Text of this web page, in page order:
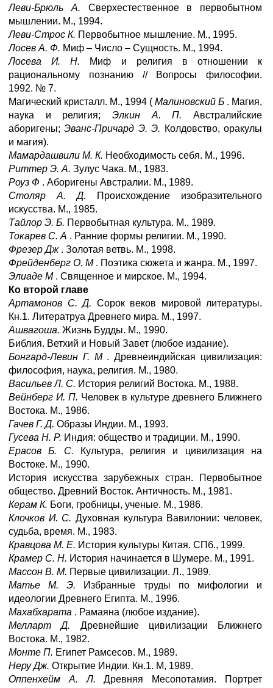
Леви-Брюль А. Сверхестественное в первобытном
мышлении. М., 1994.
Леви-Строс К. Первобытное мышление. М., 1995.
Лосев А. Ф. Миф – Число – Сущность. М., 1994.
Лосева И. Н. Миф и религия в отношении к
рациональному познанию // Вопросы философии.
1992. № 7.
Магический кристалл. М., 1994 ( Малиновский Б . Магия,
наука и религия; Элкин А. П. Австралийские
аборигены;Эванс-Причард Э. Э. Колдовство, оракулы
и магия).
Мамардашвили М. К. Необходимость себя. М., 1996.
Риттер Э. А. Зулус Чака. М., 1983.
Роуз Ф . Аборигены Австралии. М., 1989.
Столяр А. Д.
Происхождение изобразительного
искусства. М., 1985.
Тайлор Э. Б. Первобытная культура. М., 1989.
Токарев С. А . Ранние формы религии. М., 1990.
Фрезер Дж . Золотая ветвь. М., 1998.
Фрейденберг О. М . Поэтика сюжета и жанра. М., 1997.
Элиаде М . Священное и мирское. М., 1994.
Ко второй главе
Артамонов С. Д. Сорок веков мировой литературы.
Кн.1. Литератруа Древнего мира. М., 1997.
Ашвагоша. Жизнь Будды. М., 1990.
Библия. Ветхий и Новый Завет (любое издание).
Бонгард-Левин Г. М . Древнеиндийская цивилизация:
философия, наука, религия. М., 1980.
Васильев Л. С. История религий Востока. М., 1988.
Вейнберг И. П. Человек в культуре древнего Ближнего
Востока. М., 1986.
Гачев Г. Д. Образы Индии. М., 1993.
Гусева Н. Р. Индия: общество и традиции. М., 1990.
Ерасов Б. С.
Культура, религия и цивилизация на
Востоке. М., 1990.
История искусства зарубежных стран. Первобытное
общество. Древний Восток. Античность. М., 1981.
Керам К. Боги, гробницы, ученые. М., 1986.
Клочков И. С. Духовная культура Вавилонии: человек,
судьба, время. М., 1983.
Кравцова М. Е. История культуры Китая. СПб., 1999.
Крамер С. Н. История начинается в Шумере. М., 1991.
Массон В. М. Первые цивилизации. Л., 1989.
Матье М. Э. Избранные труды по мифологии и
идеологии Древнего Египта. М., 1996.
Махабхарата . Рамаяна (любое издание).
Мелларт Д. Древнейшие цивилизации Ближнего
Востока. М., 1982.
Монте П. Египет Рамсесов. М., 1989.
Неру Дж. Открытие Индии. Кн.1. М, 1989.
Оппенхейм А. Л.Древняя Месопотамия. Портрет